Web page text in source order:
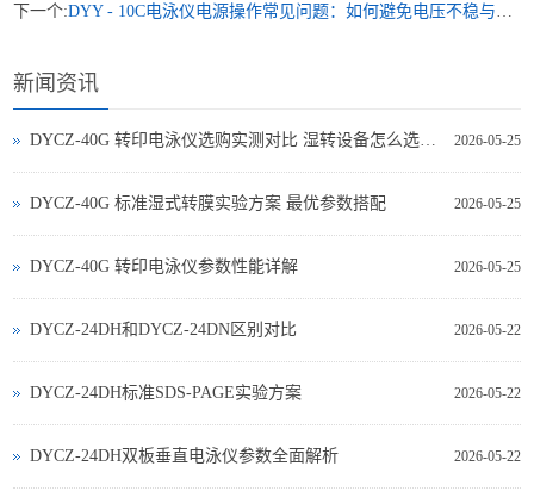
下一个:DYY - 10C电泳仪电源操作常见问题：如何避免电压不稳与过热？‌
新闻资讯
2026-05-25
DYCZ-40G 转印电泳仪选购实测对比 湿转设备怎么选不踩坑
2026-05-25
DYCZ-40G 标准湿式转膜实验方案 最优参数搭配
2026-05-25
DYCZ-40G 转印电泳仪参数性能详解
2026-05-22
DYCZ-24DH和DYCZ-24DN区别对比
2026-05-22
DYCZ-24DH标准SDS-PAGE实验方案
2026-05-22
DYCZ-24DH双板垂直电泳仪参数全面解析